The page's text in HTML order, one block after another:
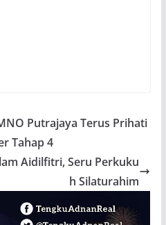
Putrajaya Terus Prihati
Tahap 4
Aidilfitri, Seru Perkuku
h Silaturahim